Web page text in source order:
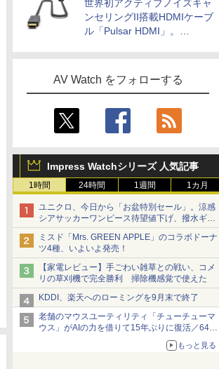
世界初アクティブノイズキャ
ンセリングII搭載HDMIケーブ
ル「Pulsar HDMI」。
AV Watch をフォローする
Impress Watchシリーズ 人気記事
1時間 24時間 1週間 1カ月
ユニクロ、今日から「お盆特別セール」。涼感
シアサッカーワンピース待望値下げ、撥水ギア
ショーツは1990円に
ミスド「Mrs. GREEN APPLE」のコラボドーナ
ツ4種、いよいよ発売！
【家電レビュー】手ごわい雑草との戦い、コメ
リの草刈機で完全勝利 掃除機感覚で使えた
KDDI、楽天へのローミングを9月末で終了
老舗のマウスユーティリティ「チューチューマ
ウス」がAIの力を借りて15年ぶりに復活／64bit
化、Windows 10/11、「Chrome」も走り回
る。復活記念で2026年末まで500円
もっと見る